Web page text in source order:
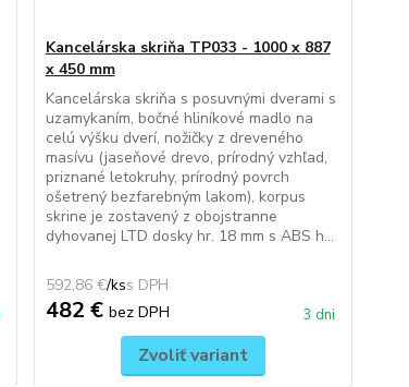
Kancelárska skriňa TP033 - 1000 x 887
x 450 mm
Kancelárska skriňa s posuvnými dverami s
uzamykaním, bočné hliníkové madlo na
celú výšku dverí, nožičky z dreveného
masívu (jaseňové drevo, prírodný vzhľad,
priznané letokruhy, prírodný povrch
ošetrený bezfarebným lakom), korpus
skrine je zostavený z obojstranne
dyhovanej LTD dosky hr. 18 mm s ABS h...
592,86 €/ks
482 € bez DPH 3 dni
Zvoliť variant